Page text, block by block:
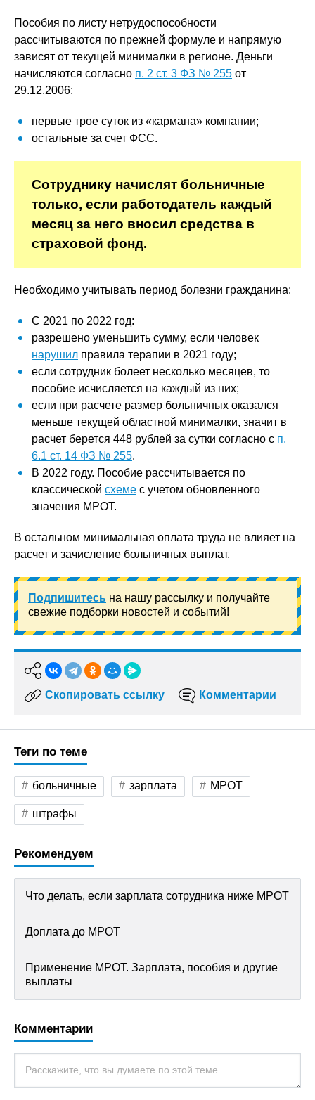
Пособия по листу нетрудоспособности
рассчитываются по прежней формуле и напрямую
зависят от текущей минималки в регионе. Деньги
начисляются согласно п. 2 ст. 3 ФЗ № 255 от
29.12.2006:
первые трое суток из «кармана» компании;
остальные за счет ФСС.
Сотруднику начислят больничные
только, если работодатель каждый
месяц за него вносил средства в
страховой фонд.
Необходимо учитывать период болезни гражданина:
С 2021 по 2022 год:
разрешено уменьшить сумму, если человек
нарушил правила терапии в 2021 году;
если сотрудник болеет несколько месяцев, то
пособие исчисляется на каждый из них;
если при расчете размер больничных оказался
меньше текущей областной минималки, значит в
расчет берется 448 рублей за сутки согласно с п.
6.1 ст. 14 ФЗ № 255.
В 2022 году. Пособие рассчитывается по
классической схеме с учетом обновленного
значения МРОТ.
В остальном минимальная оплата труда не влияет на
расчет и зачисление больничных выплат.
Подпишитесь на нашу рассылку и получайте
свежие подборки новостей и событий!
Скопировать ссылку Комментарии
Теги по теме
больничные зарплата МРОТ
штрафы
Рекомендуем
Что делать, если зарплата сотрудника ниже МРОТ
Доплата до МРОТ
Применение МРОТ. Зарплата, пособия и другие
выплаты
Комментарии